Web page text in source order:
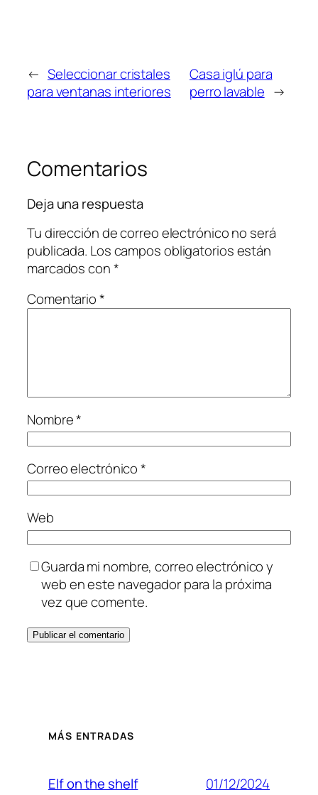
← Seleccionar cristales
para ventanas interiores
Casa iglú para
perro lavable →
Comentarios
Deja una respuesta
Tu dirección de correo electrónico no será
publicada. Los campos obligatorios están
marcados con*
Comentario*
Nombre*
Correo electrónico*
Web
Guarda mi nombre, correo electrónico y
web en este navegador para la próxima
vez que comente.
MÁS ENTRADAS
Elf on the shelf 01/12/2024